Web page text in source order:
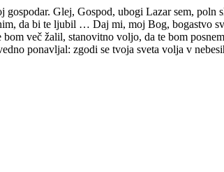
Glej, Gospod, ubogi Lazar sem,
da bi te ljubil … Daj mi, moj Bog, bogastvo
več žalil, stanovitno voljo, da te bom
ponavljal: zgodi se tvoja sveta volja v